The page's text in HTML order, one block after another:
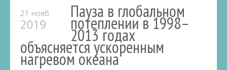
21 нояб
2019
Пауза в глобальном
потеплении в 1998–
2013 годах
объясняется ускоренным
нагревом океана